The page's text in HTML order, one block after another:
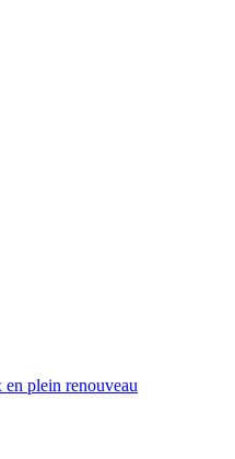
plein renouveau